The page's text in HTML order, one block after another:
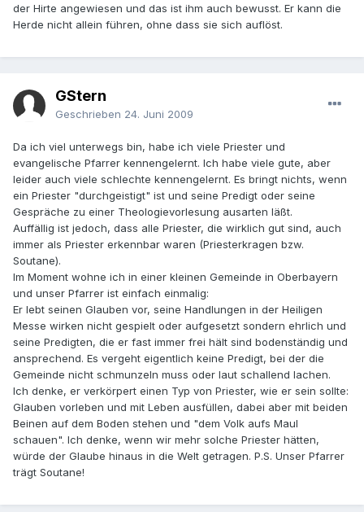
der Hirte angewiesen und das ist ihm auch bewusst. Er kann die
Herde nicht allein führen, ohne dass sie sich auflöst.
GStern
Geschrieben 24. Juni 2009
Da ich viel unterwegs bin, habe ich viele Priester und
evangelische Pfarrer kennengelernt. Ich habe viele gute, aber
leider auch viele schlechte kennengelernt. Es bringt nichts, wenn
ein Priester "durchgeistigt" ist und seine Predigt oder seine
Gespräche zu einer Theologievorlesung ausarten läßt.
Auffällig ist jedoch, dass alle Priester, die wirklich gut sind, auch
immer als Priester erkennbar waren (Priesterkragen bzw.
Soutane).
Im Moment wohne ich in einer kleinen Gemeinde in Oberbayern
und unser Pfarrer ist einfach einmalig:
Er lebt seinen Glauben vor, seine Handlungen in der Heiligen
Messe wirken nicht gespielt oder aufgesetzt sondern ehrlich und
seine Predigten, die er fast immer frei hält sind bodenständig und
ansprechend. Es vergeht eigentlich keine Predigt, bei der die
Gemeinde nicht schmunzeln muss oder laut schallend lachen.
Ich denke, er verkörpert einen Typ von Priester, wie er sein sollte:
Glauben vorleben und mit Leben ausfüllen, dabei aber mit beiden
Beinen auf dem Boden stehen und "dem Volk aufs Maul
schauen". Ich denke, wenn wir mehr solche Priester hätten,
würde der Glaube hinaus in die Welt getragen. P.S. Unser Pfarrer
trägt Soutane!